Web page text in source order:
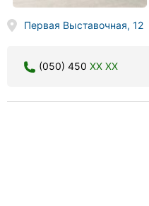
Первая Выставочная, 12
(050) 450 XX XX